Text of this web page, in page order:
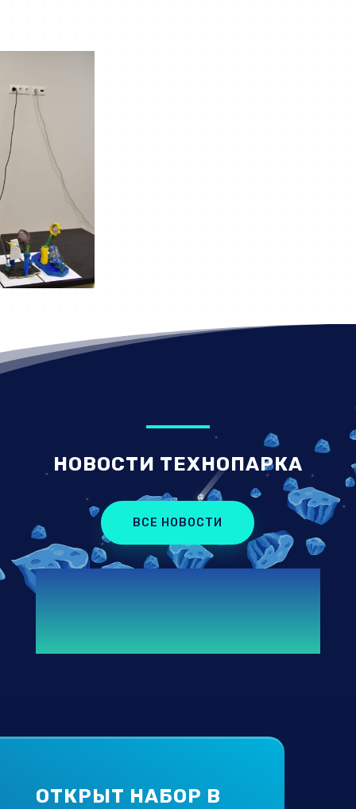
НОВОСТИ ТЕХНОПАРКА
ВСЕ НОВОСТИ
ОТКРЫТ НАБОР В